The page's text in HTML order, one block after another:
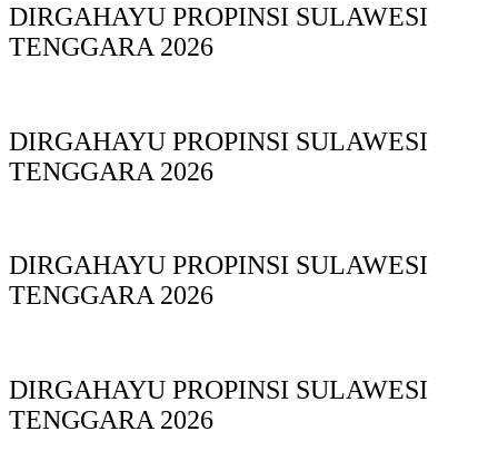
DIRGAHAYU PROPINSI SULAWESI
TENGGARA 2026
DIRGAHAYU PROPINSI SULAWESI
TENGGARA 2026
DIRGAHAYU PROPINSI SULAWESI
TENGGARA 2026
DIRGAHAYU PROPINSI SULAWESI
TENGGARA 2026